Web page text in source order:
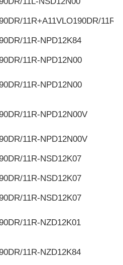
11R+A11VLO190DR/11R
11R-NPD12K84
11R-NPD12N00
11R-NPD12N00
11R-NPD12N00V
11R-NPD12N00V
11R-NSD12K07
11R-NSD12K07
11R-NSD12K07
11R-NZD12K01
11R-NZD12K84